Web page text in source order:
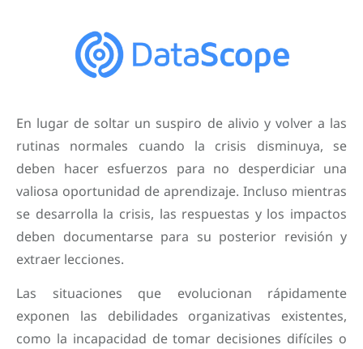
En lugar de soltar un suspiro de alivio y volver a las
rutinas normales cuando la crisis disminuya, se
deben hacer esfuerzos para no desperdiciar una
valiosa oportunidad de aprendizaje. Incluso mientras
se desarrolla la crisis, las respuestas y los impactos
deben documentarse para su posterior revisión y
extraer lecciones.
Las situaciones que evolucionan rápidamente
exponen las debilidades organizativas existentes,
como la incapacidad de tomar decisiones difíciles o